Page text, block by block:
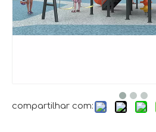
compartilhar com: